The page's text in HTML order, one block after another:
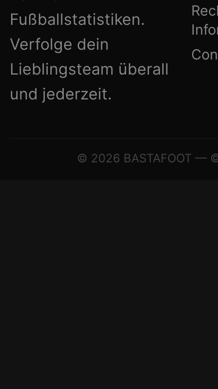
Fußballstatistiken.
Verfolge dein
Lieblingsteam überall
und jederzeit.
© 2026 BASTAFOOT —